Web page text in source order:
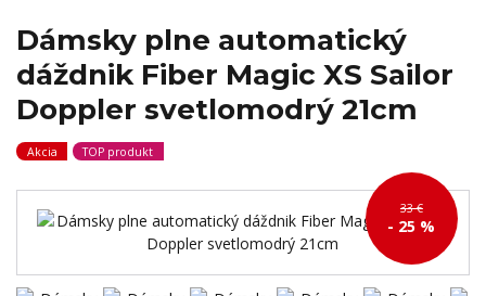
Dámsky plne automatický
dáždnik Fiber Magic XS Sailor
Doppler svetlomodrý 21cm
Akcia TOP produkt
33 €
- 25 %